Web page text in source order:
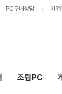
PC구매상담 기업
조립PC